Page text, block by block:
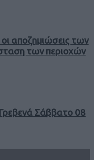
αποζημιώσεις των
των περιοχών
Σάββατο 08